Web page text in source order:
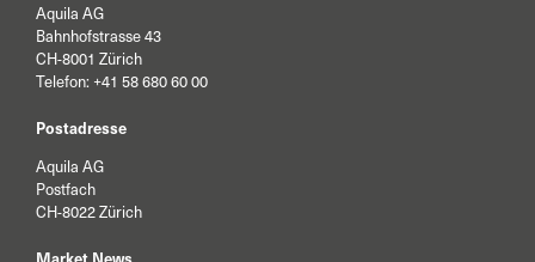
Aquila AG
Bahnhofstrasse 43
CH-8001 Zürich
Telefon: +41 58 680 60 00
Postadresse
Aquila AG
Postfach
CH-8022 Zürich